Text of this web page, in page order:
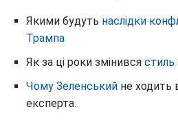
Якими будуть наслідки
Трампа
Як за ці роки змінився стиль
Чому Зеленський не ходить
експерта.